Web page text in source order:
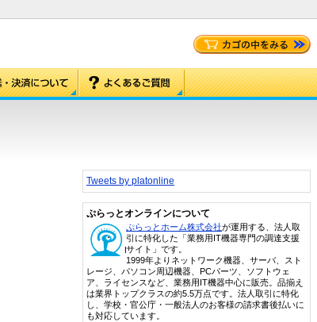
Tweets by platonline
ぷらっとオンラインについて
ぷらっとホーム株式会社が運用する、法人取
引に特化した「業務用IT機器専門の調達支援
サイト」です。
1999年よりネットワーク機器、サーバ、スト
レージ、パソコン周辺機器、PCパーツ、ソフトウェ
ア、ライセンスなど、業務用IT機器中心に販売。品揃え
は業界トップクラスの約5.5万点です。法人取引に特化
し、学校・官公庁・一般法人のお客様の請求書後払いに
も対応しています。